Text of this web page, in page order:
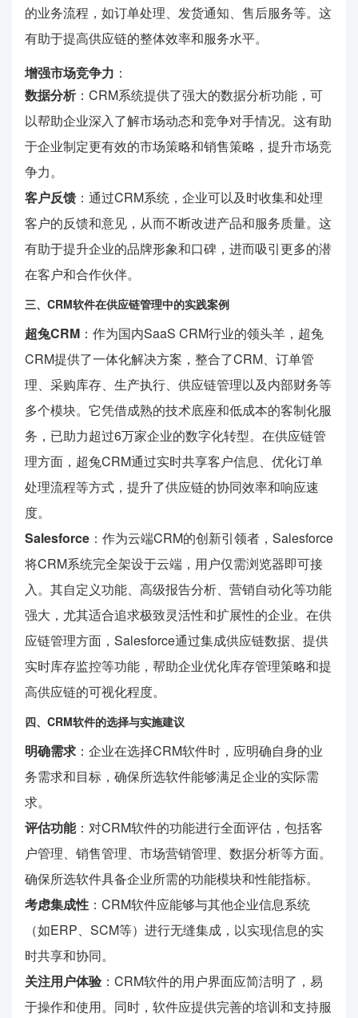
的业务流程，如订单处理、发货通知、售后服务等。这
有助于提高供应链的整体效率和服务水平。
增强市场竞争力 ：
数据分析：CRM系统提供了强大的数据分析功能，可
以帮助企业深入了解市场动态和竞争对手情况。这有助
于企业制定更有效的市场策略和销售策略，提升市场竞
争力。
客户反馈 ：通过CRM系统，企业可以及时收集和处理
客户的反馈和意见，从而不断改进产品和服务质量。这
有助于提升企业的品牌形象和口碑，进而吸引更多的潜
在客户和合作伙伴。
三、CRM软件在供应链管理中的实践案例
超兔CRM ：作为国内SaaS CRM行业的领头羊，超兔
CRM提供了一体化解决方案，整合了CRM、订单管
理、采购库存、生产执行、供应链管理以及内部财务等
多个模块。它凭借成熟的技术底座和低成本的客制化服
务，已助力超过6万家企业的数字化转型。在供应链管
理方面，超兔CRM通过实时共享客户信息、优化订单
处理流程等方式，提升了供应链的协同效率和响应速
度。
Salesforce ：作为云端CRM的创新引领者，Salesforce
将CRM系统完全架设于云端，用户仅需浏览器即可接
入。其自定义功能、高级报告分析、营销自动化等功能
强大，尤其适合追求极致灵活性和扩展性的企业。在供
应链管理方面，Salesforce通过集成供应链数据、提供
实时库存监控等功能，帮助企业优化库存管理策略和提
高供应链的可视化程度。
四、CRM软件的选择与实施建议
明确需求 ：企业在选择CRM软件时，应明确自身的业
务需求和目标，确保所选软件能够满足企业的实际需
求。
评估功能：对CRM软件的功能进行全面评估，包括客
户管理、销售管理、市场营销管理、数据分析等方面。
确保所选软件具备企业所需的功能模块和性能指标。
考虑集成性 ：CRM软件应能够与其他企业信息系统
（如ERP、SCM等）进行无缝集成，以实现信息的实
时共享和协同。
关注用户体验 ：CRM软件的用户界面应简洁明了，易
于操作和使用。同时，软件应提供完善的培训和支持服